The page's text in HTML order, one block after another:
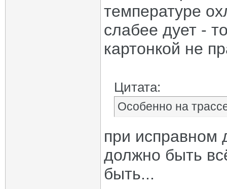
температуре
слабее дует -
картонкой не
Цитата:
Особенно на
при исправном
должно быть
быть...